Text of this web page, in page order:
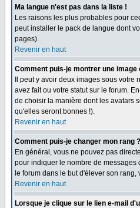
Ma langue n'est pas dans la liste !
Les raisons les plus probables pour
peut installer le pack de langue dont
pages).
Revenir en haut
Comment puis-je montrer une
Il peut y avoir deux images sous
avez fait ou votre statut sur le forum.
de choisir la manière dont les avatars
qu'elles seront bonnes !).
Revenir en haut
Comment puis-je changer mon rang ?
En général, vous ne pouvez pas
pour indiquer le nombre de messages
le forum dans le but d'élever son
Revenir en haut
Lorsque je clique sur le lien e-mail